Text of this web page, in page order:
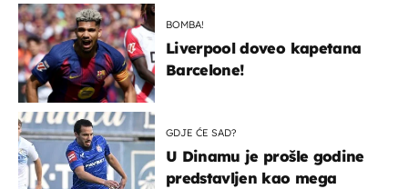
BOMBA!
Liverpool doveo kapetana
Barcelone!
GDJE ĆE SAD?
U Dinamu je prošle godine
predstavljen kao mega